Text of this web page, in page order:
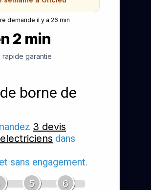
demande il y a 26 min
2 min
rapide garantie
borne de
3 devis
electriciens dans
sans engagement.
5 6